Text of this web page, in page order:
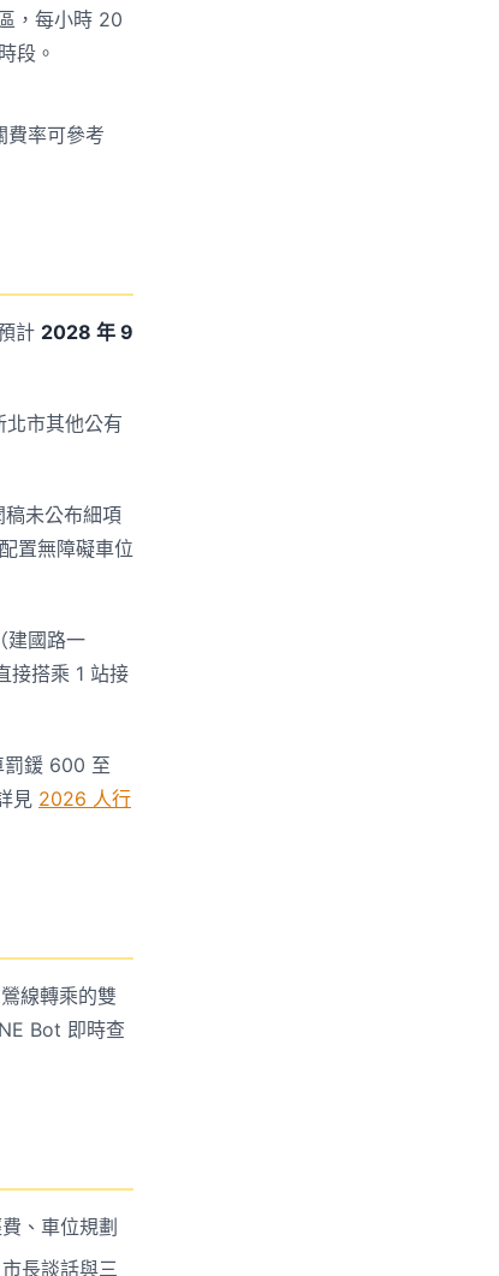
，每小時 20
段。
費率可參考
計 2028 年 9
市其他公有
未公布細項
置無障礙車位
建國路一
接搭乘 1 站接
罰鍰 600 至
見 2026 人行
線轉乘的雙
Bot 即時查
、車位規劃
長談話與三